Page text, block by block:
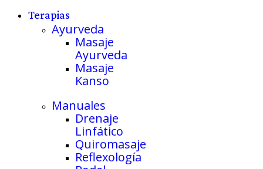
Terapias
Ayurveda
Masaje
Ayurveda
Masaje
Kanso
Manuales
Drenaje
Linfático
Quiromasaje
Reflexología